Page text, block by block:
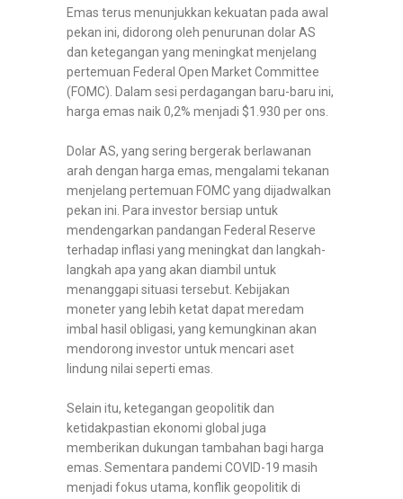
Emas terus menunjukkan kekuatan pada awal
pekan ini, didorong oleh penurunan dolar AS
dan ketegangan yang meningkat menjelang
pertemuan Federal Open Market Committee
(FOMC). Dalam sesi perdagangan baru-baru ini,
harga emas naik 0,2% menjadi $1.930 per ons.
Dolar AS, yang sering bergerak berlawanan
arah dengan harga emas, mengalami tekanan
menjelang pertemuan FOMC yang dijadwalkan
pekan ini. Para investor bersiap untuk
mendengarkan pandangan Federal Reserve
terhadap inflasi yang meningkat dan langkah-
langkah apa yang akan diambil untuk
menanggapi situasi tersebut. Kebijakan
moneter yang lebih ketat dapat meredam
imbal hasil obligasi, yang kemungkinan akan
mendorong investor untuk mencari aset
lindung nilai seperti emas.
Selain itu, ketegangan geopolitik dan
ketidakpastian ekonomi global juga
memberikan dukungan tambahan bagi harga
emas. Sementara pandemi COVID-19 masih
menjadi fokus utama, konflik geopolitik di